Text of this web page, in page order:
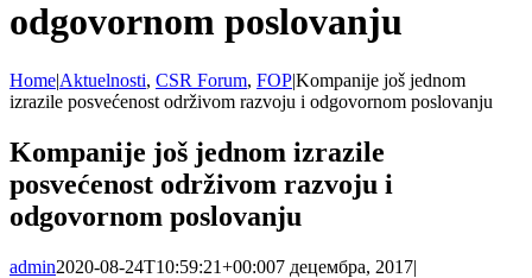
odgovornom poslovanju
Home|Aktuelnosti, CSR Forum, FOP|Kompanije još jednom
izrazile posvećenost održivom razvoju i odgovornom poslovanju
Kompanije još jednom izrazile
posvećenost održivom razvoju i
odgovornom poslovanju
admin2020-08-24T10:59:21+00:007 децембра, 2017|